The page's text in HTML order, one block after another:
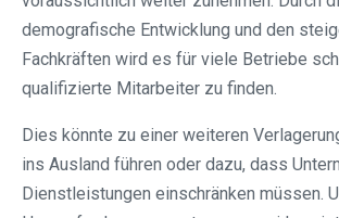
demografische Entwicklung und den
Fachkräften wird es für viele Betriebe
qualifizierte Mitarbeiter zu finden.
Dies könnte zu einer weiteren
ins Ausland führen oder dazu, dass
Dienstleistungen einschränken müssen.